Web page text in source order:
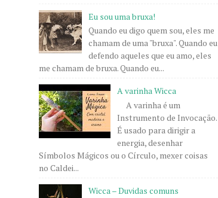
Eu sou uma bruxa!
Quando eu digo quem sou, eles me
chamam de uma "bruxa". Quando eu
defendo aqueles que eu amo, eles
me chamam de bruxa. Quando eu...
A varinha Wicca
A varinha é um
Instrumento de Invocação.
É usado para dirigir a
energia, desenhar
Símbolos Mágicos ou o Círculo, mexer coisas
no Caldei...
Wicca – Duvidas comuns